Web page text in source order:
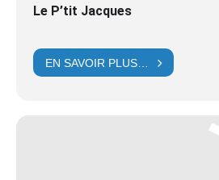
Le P’tit Jacques
EN SAVOIR PLUS…